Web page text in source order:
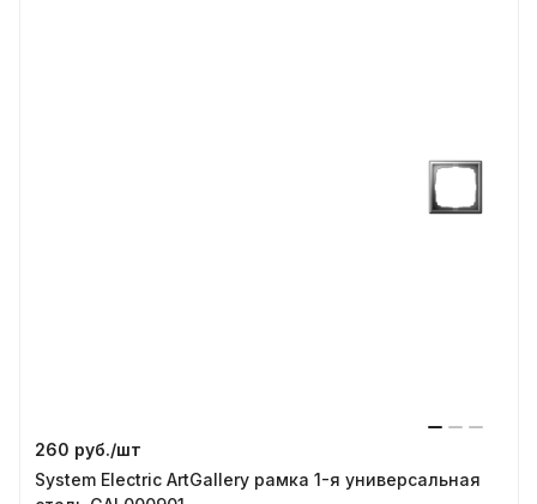
260 руб./шт
System Electric ArtGallery рамка 1-я универсальная